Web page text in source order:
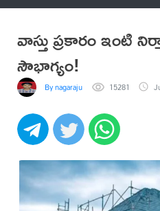
వాస్తు ప్రకారం ఇంటి
సౌభాగ్యం!
By nagaraju 15281